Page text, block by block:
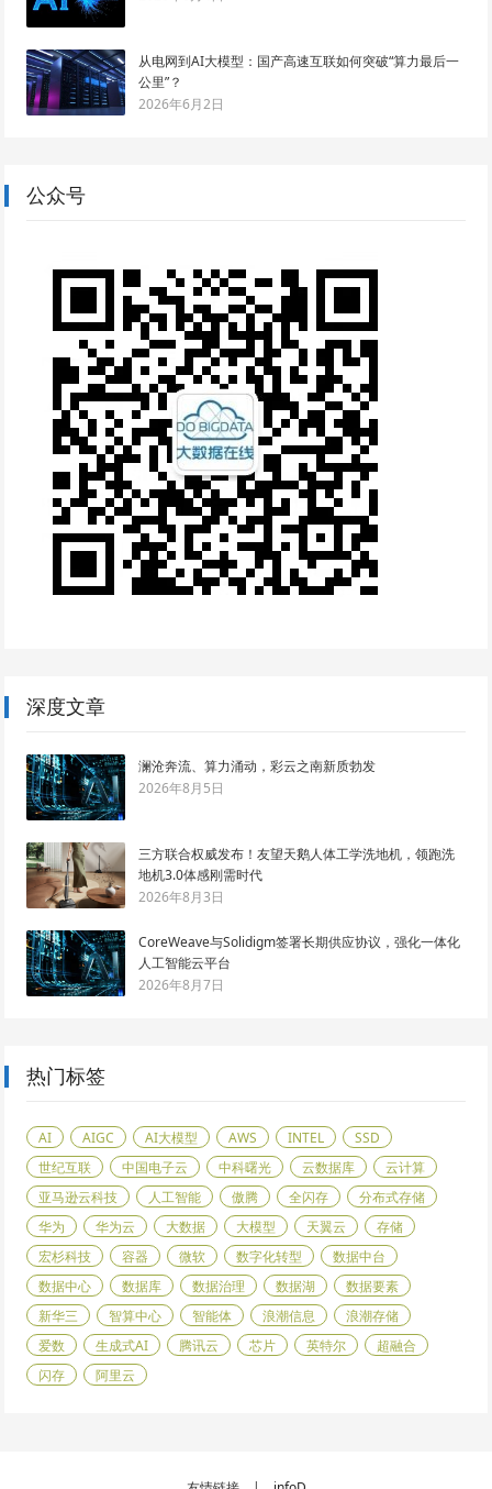
从电网到AI大模型：国产高速互联如何突破“算力最后一
公里”？
2026年6月2日
公众号
深度文章
澜沧奔流、算力涌动，彩云之南新质勃发
2026年8月5日
三方联合权威发布！友望天鹅人体工学洗地机，领跑洗
地机3.0体感刚需时代
2026年8月3日
CoreWeave与Solidigm签署长期供应协议，强化一体化
人工智能云平台
2026年8月7日
热门标签
AI AIGC AI大模型 AWS INTEL
SSD
世纪互联
中国电子云 中科曙光 云数据库
云计算
亚马逊云科技
人工智能 傲腾 全闪存
分布式存储
华为
华为云 大数据 大模型 天翼云
存储
宏杉科技
容器 微软 数字化转型
数据中台
数据中心
数据库 数据治理 数据湖
数据要素
新华三
智算中心 智能体 浪潮信息
浪潮存储
爱数
生成式AI 腾讯云 芯片 英特尔
超融合
闪存
阿里云